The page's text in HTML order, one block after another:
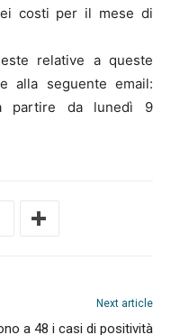
costi per il mese di
relative a queste
alla seguente email:
a partire da lunedì 9
Next article
a 48 i casi di positività